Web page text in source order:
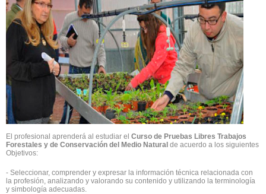
El profesional aprenderá al estudiar el Curso de Pruebas Libres Trabajos
Forestales y de Conservación del Medio Natural de acuerdo a los siguientes
Objetivos:
- Seleccionar, comprender y expresar la información técnica relacionada con
la profesión, analizando y valorando su contenido y utilizando la terminología
y simbología adecuadas.